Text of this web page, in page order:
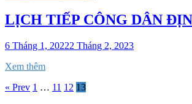
LỊCH TIẾP CÔNG DÂN
6 Tháng 1, 20222 Tháng 2, 2023
Xem thêm
« Prev 1 … 11 12 13